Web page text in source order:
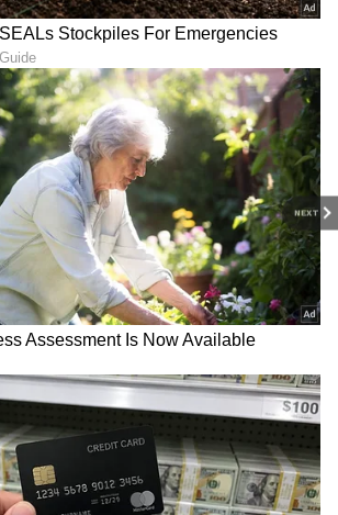
NEXT
APP
STORIES
ರಾಶಿಗಳ
Chandra Gochar 2026:
ಇಂದು ಚಂದ್ರ ಮಿಥುನ ರಾಶಿಗೆ
ಪ್ರವೇಶ, 4 ರಾಶಿಗಳ ಜೀವನದಲ್ಲಿ
ಶಾಂತಿ, ಹಣದ ಸಮಸ್ಯೆ ಕೊನೆ